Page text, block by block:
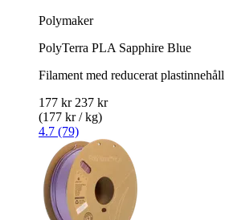
Polymaker
PolyTerra PLA Sapphire Blue
Filament med reducerat plastinnehåll
177 kr 237 kr
(177 kr / kg)
4.7 (79)